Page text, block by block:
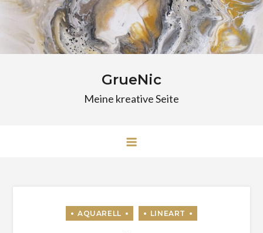
Skip
content
GrueNic
Meine kreative Seite